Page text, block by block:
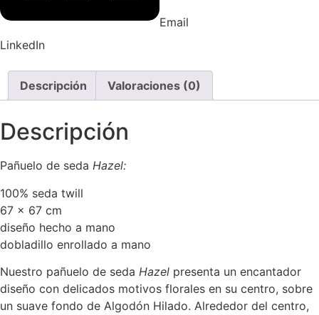
LinkedIn
Email
Descripción Valoraciones (0)
Descripción
Pañuelo de seda Hazel:
100% seda twill
67 x 67 cm
diseño hecho a mano
dobladillo enrollado a mano
Nuestro pañuelo de seda Hazel presenta un encantador
diseño con delicados motivos florales en su centro, sobre
un suave fondo de Algodón Hilado. Alrededor del centro,